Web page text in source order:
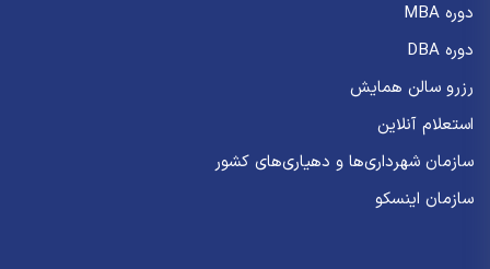
دوره MBA
دوره DBA
رزرو سالن همایش
استعلام آنلاین
سازمان شهرداری‌ها و دهیاری‌های کشور
سازمان اینسکو